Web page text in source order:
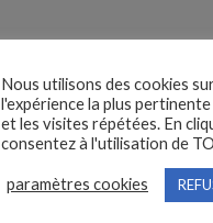
Nous utilisons des cookies
l'expérience la plus
et les visites répétées. En
consentez à l'utilisation de
paramètres cookies